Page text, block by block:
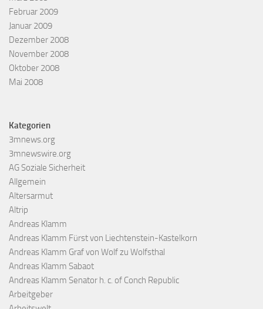
Februar 2009
Januar 2009
Dezember 2008
November 2008
Oktober 2008
Mai 2008
Kategorien
3mnews.org
3mnewswire.org
AG Soziale Sicherheit
Allgemein
Altersarmut
Altrip
Andreas Klamm
Andreas Klamm Fürst von Liechtenstein-Kastelkorn
Andreas Klamm Graf von Wolf zu Wolfsthal
Andreas Klamm Sabaot
Andreas Klamm Senator h. c. of Conch Republic
Arbeitgeber